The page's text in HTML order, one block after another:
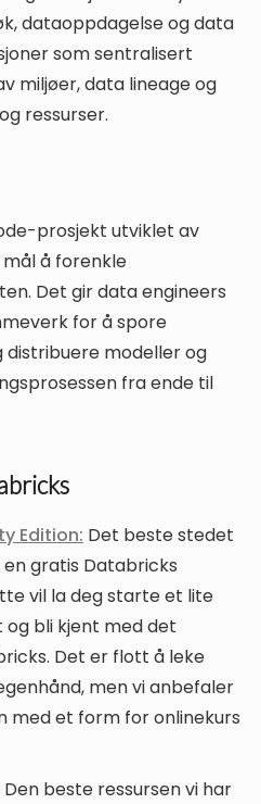
dataoppdagelse og data
som sentralisert
miljøer, data lineage og
ressurser.
prosjekt utviklet av
å forenkle
Det gir data engineers
for å spore
modeller og
fra ende til
Edition: Det beste stedet
gratis Databricks
vil la deg starte et lite
bli kjent med det
Det er flott å leke
men vi anbefaler
med et form for onlinekurs
Den beste ressursen vi har